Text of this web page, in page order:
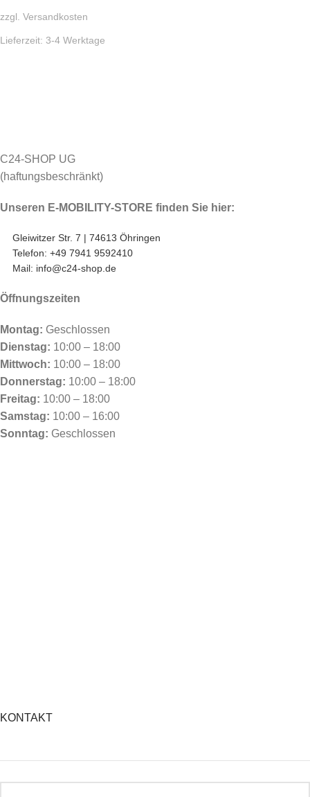
zzgl. Versandkosten
Lieferzeit: 3-4 Werktage
C24-SHOP UG
(haftungsbeschränkt)
Unseren E-MOBILITY-STORE finden Sie hier:
Gleiwitzer Str. 7 | 74613 Öhringen
Telefon: +49 7941 9592410
Mail: info@c24-shop.de
Öffnungszeiten
Montag: Geschlossen
Dienstag: 10:00 – 18:00
Mittwoch: 10:00 – 18:00
Donnerstag: 10:00 – 18:00
Freitag: 10:00 – 18:00
Samstag: 10:00 – 16:00
Sonntag: Geschlossen
KONTAKT